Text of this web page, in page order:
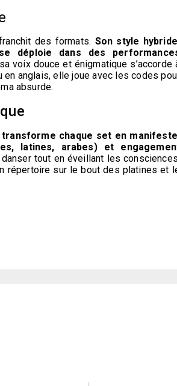
des formats. Son style
déploie dans des
voix douce et énigmatique s’accorde
anglais, elle joue avec les codes
absurde.
transforme chaque set en
latines, arabes) et
tout en éveillant les
répertoire sur le bout des platines et